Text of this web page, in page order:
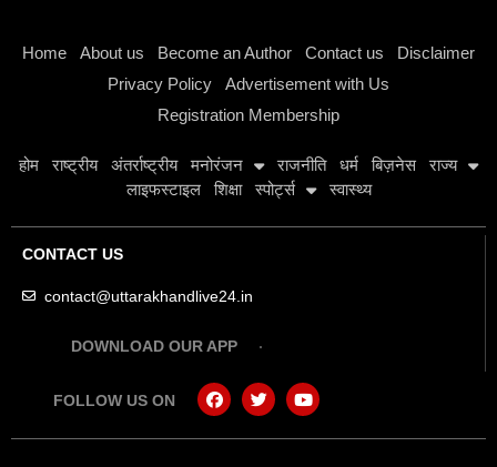
Home About us Become an Author Contact us
Disclaimer
Privacy Policy
Advertisement with Us
Registration Membership
होम राष्ट्रीय अंतर्राष्ट्रीय मनोरंजन राजनीति धर्म बिज़नेस
राज्य
लाइफस्टाइल
शिक्षा स्पोर्ट्स स्वास्थ्य
CONTACT US
contact@uttarakhandlive24.in
DOWNLOAD OUR APP
FOLLOW US ON